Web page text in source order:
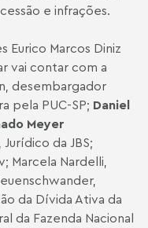
e infrações.
Eurico Marcos Diniz
vai contar com a
desembargador
pela PUC-SP; Daniel
Meyer
da JBS;
Marcela Nardelli,
da Dívida Ativa da
da Fazenda Nacional